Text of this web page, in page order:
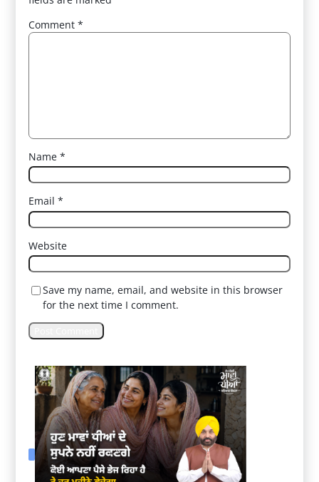
Comment*
Name*
Email*
Website
Save my name, email, and website in this browser
for the next time I comment.